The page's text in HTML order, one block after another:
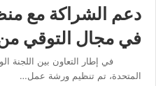
دعم الشراكة مع
في مجال التوقي
في إطار التعاون بين اللجنة
المتحدة، تم تنظيم ورشة عمل…